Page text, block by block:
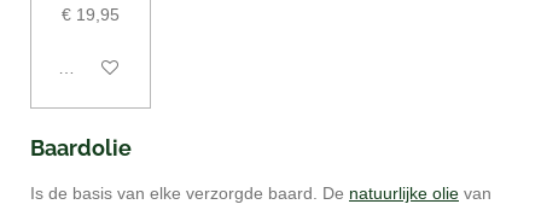
€ 19,95
In winkelwagen
Baardolie
Is de basis van elke verzorgde baard. De natuurlijke olie van